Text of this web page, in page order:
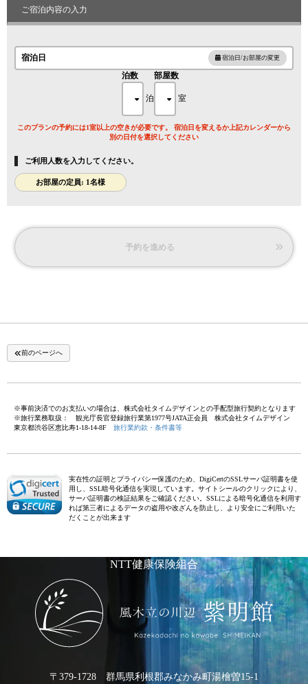
ご宿泊内容の入力
宿泊日 宿泊日/お部屋の変更
泊数
泊
部屋数
室
このプランの予約には1室以上の空きが必要です。 宿泊日を変えるか上記カレンダーから
別の日付を選択してください
ご利用人数を入力してください。
お部屋の定員: 1名様
予約を進める
前のページへ
※事前決済でのお支払いの場合は、株式会社タイムデザインとの手配型旅行契約となります
※旅行業務取扱： 観光庁長官登録旅行業第1977号JATA正会員 株式会社タイムデザイン
東京都渋谷区恵比寿1-18-14-8F 旅行業約款・条件書等
実在性の証明とプライバシー保護のため、DigiCertのSSLサーバ証明書を使
用し、SSL暗号化通信を実現しています。サイトシールのクリックにより、
サーバ証明書の検証結果をご確認ください。SSLによる暗号化通信を利用す
れば第三者によるデータの盗用や改ざんを防止し、より安全にご利用いた
だくことが出来ます
NTT健康保険組合
〒379-1728 群馬県利根郡みなかみ町湯檜曽15-1